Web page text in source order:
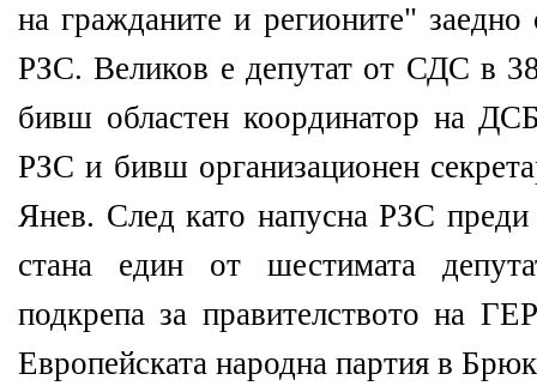
на гражданите и регионите" заедно
РЗС. Великов е депутат от СДС в
бивш областен координатор на
РЗС и бивш организационен
Янев. След като напусна РЗС преди
стана един от шестимата
подкрепа за правителството на
Европейската народна партия в